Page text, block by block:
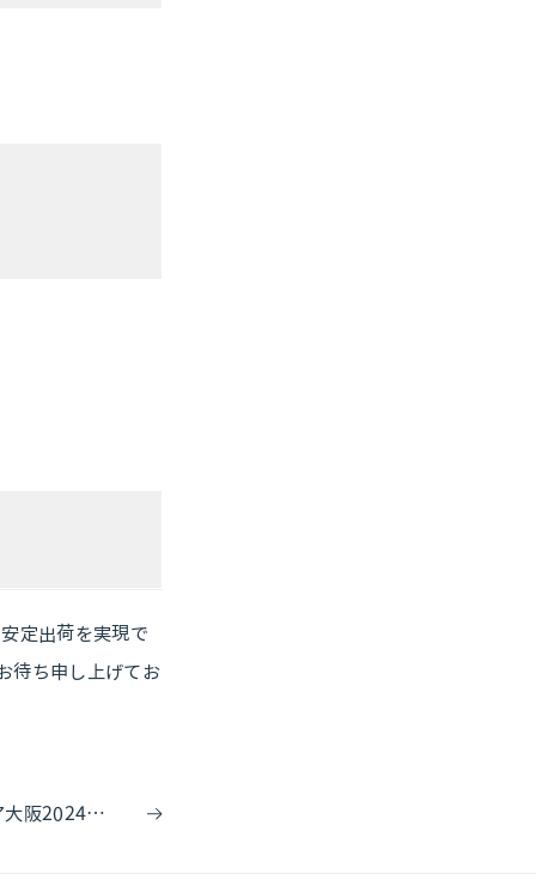
定出荷を実現で
待ち申し上げてお
第14回 イーコマースフェア大阪2024に出展します